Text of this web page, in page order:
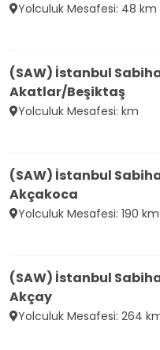
Yolculuk Mesafesi: 48 km
(SAW) İstanbul
Akatlar/Beşiktaş
Yolculuk Mesafesi: km
(SAW) İstanbul
Akçakoca
Yolculuk Mesafesi: 190 km
(SAW) İstanbul
Akçay
Yolculuk Mesafesi: 264